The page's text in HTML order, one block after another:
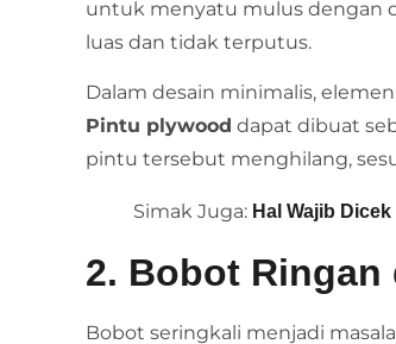
untuk menyatu mulus dengan
luas dan tidak terputus.
Dalam desain minimalis,
Pintu plywood dapat dibuat
pintu tersebut menghilang,
Simak Juga: Hal Wajib
2. Bobot Ringan
Bobot seringkali menjadi